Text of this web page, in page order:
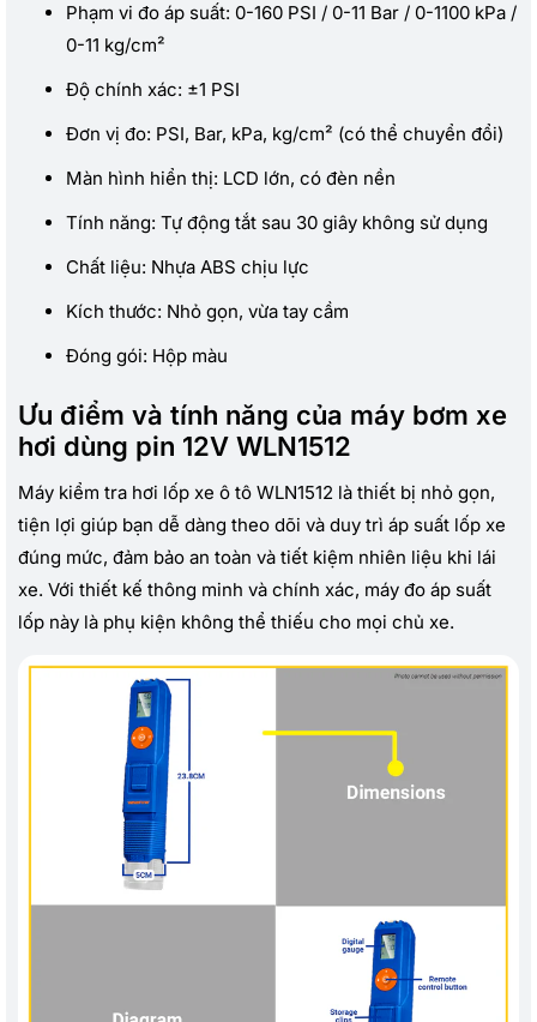
Phạm vi đo áp suất: 0-160 PSI / 0-11 Bar / 0-1100 kPa /
0-11 kg/cm²
Độ chính xác: ±1 PSI
Đơn vị đo: PSI, Bar, kPa, kg/cm² (có thể chuyển đổi)
Màn hình hiển thị: LCD lớn, có đèn nền
Tính năng: Tự động tắt sau 30 giây không sử dụng
Chất liệu: Nhựa ABS chịu lực
Kích thước: Nhỏ gọn, vừa tay cầm
Đóng gói: Hộp màu
Ưu điểm và tính năng của máy bơm xe
hơi dùng pin 12V WLN1512
Máy kiểm tra hơi lốp xe ô tô WLN1512 là thiết bị nhỏ gọn,
tiện lợi giúp bạn dễ dàng theo dõi và duy trì áp suất lốp xe
đúng mức, đảm bảo an toàn và tiết kiệm nhiên liệu khi lái
xe. Với thiết kế thông minh và chính xác, máy đo áp suất
lốp này là phụ kiện không thể thiếu cho mọi chủ xe.